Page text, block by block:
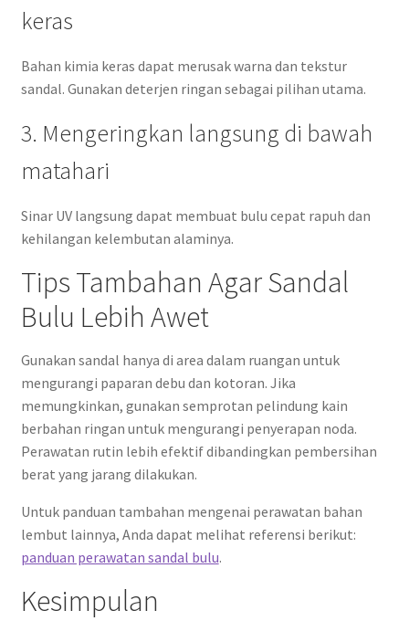
keras
Bahan kimia keras dapat merusak warna dan tekstur
sandal. Gunakan deterjen ringan sebagai pilihan utama.
3. Mengeringkan langsung di bawah
matahari
Sinar UV langsung dapat membuat bulu cepat rapuh dan
kehilangan kelembutan alaminya.
Tips Tambahan Agar Sandal
Bulu Lebih Awet
Gunakan sandal hanya di area dalam ruangan untuk
mengurangi paparan debu dan kotoran. Jika
memungkinkan, gunakan semprotan pelindung kain
berbahan ringan untuk mengurangi penyerapan noda.
Perawatan rutin lebih efektif dibandingkan pembersihan
berat yang jarang dilakukan.
Untuk panduan tambahan mengenai perawatan bahan
lembut lainnya, Anda dapat melihat referensi berikut:
panduan perawatan sandal bulu.
Kesimpulan